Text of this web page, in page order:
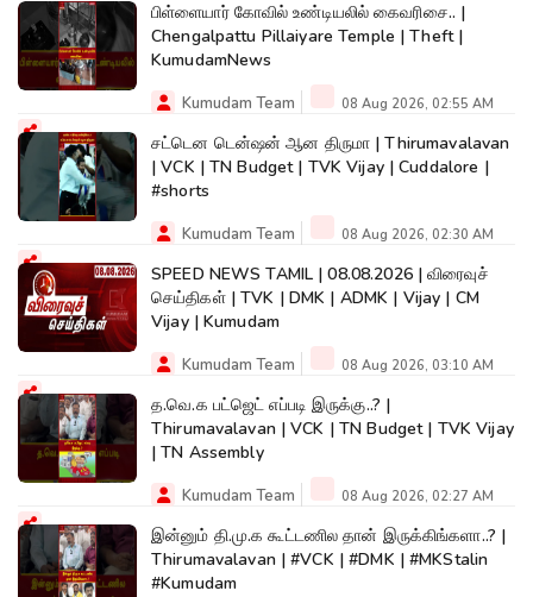
பிள்ளையார் கோவில் உண்டியலில் கைவரிசை.. |
Chengalpattu Pillaiyare Temple | Theft |
KumudamNews
Kumudam Team 08 Aug 2026, 02:55 AM
சட்டென டென்ஷன் ஆன திருமா | Thirumavalavan
| VCK | TN Budget | TVK Vijay | Cuddalore |
#shorts
Kumudam Team 08 Aug 2026, 02:30 AM
SPEED NEWS TAMIL | 08.08.2026 | விரைவுச்
செய்திகள் | TVK | DMK | ADMK | Vijay | CM
Vijay | Kumudam
Kumudam Team 08 Aug 2026, 03:10 AM
த.வெ.க பட்ஜெட் எப்படி இருக்கு..? |
Thirumavalavan | VCK | TN Budget | TVK Vijay
| TN Assembly
Kumudam Team 08 Aug 2026, 02:27 AM
இன்னும் தி.மு.க கூட்டணில தான் இருக்கிங்களா..? |
Thirumavalavan | #VCK | #DMK | #MKStalin
#Kumudam